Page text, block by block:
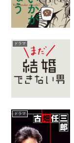
ドラマ
ドラマ